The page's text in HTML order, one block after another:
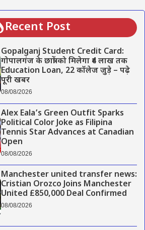
Recent Post
Gopalganj Student Credit Card:
गोपालगंज के छात्रों को मिलेगा ₹4 लाख तक
Education Loan, 22 कॉलेज जुड़े – पढ़े
पूरी खबर
08/08/2026
Alex Eala’s Green Outfit Sparks
Political Color Joke as Filipina
Tennis Star Advances at Canadian
Open
08/08/2026
Manchester united transfer news:
Cristian Orozco Joins Manchester
United £850,000 Deal Confirmed
08/08/2026